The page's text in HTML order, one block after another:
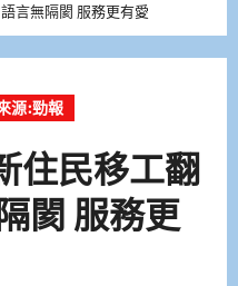
言無隔閡 服務更有愛
源:勁報
住民移工翻
閡 服務更